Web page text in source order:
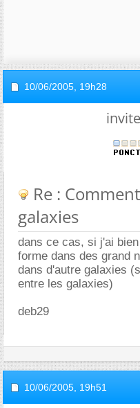
10/06/2005, 19h28
Re :
galaxies
dans ce cas, si j'ai
forme dans des grand
dans d'autre galaxies
entre les galaxies)
deb29
10/06/2005, 19h51